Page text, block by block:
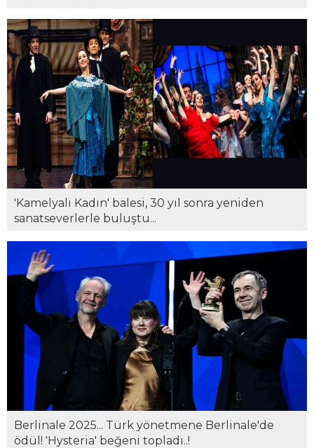
'Kamelyalı Kadın' balesi, 30 yıl sonra yeniden
sanatseverlerle buluştu...
Berlinale 2025... Türk yönetmene Berlinale'de
ödül! 'Hysteria' beğeni topladı..!